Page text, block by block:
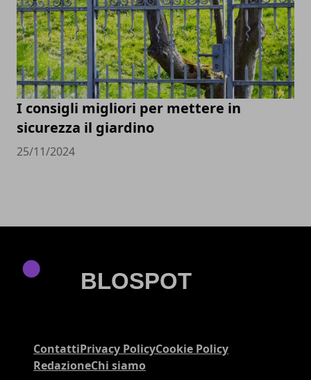
I consigli migliori per mettere in
sicurezza il giardino
25/11/2024
ContattiPrivacy PolicyCookie Policy
RedazioneChi siamo